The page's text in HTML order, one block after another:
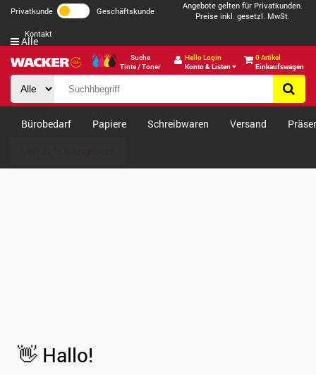
Privatkunde Geschäftskunde
Angebote gelten für Privatkunden.
Preise inkl. gesetzl. MwSt.
Kontakt
Suche
Tinte / Toner
Hello Login
Konto & Listen
0 Artikel
Einkaufswagen
Alle
Bürobedarf Papiere Schreibwaren Versand
👋 Hallo!